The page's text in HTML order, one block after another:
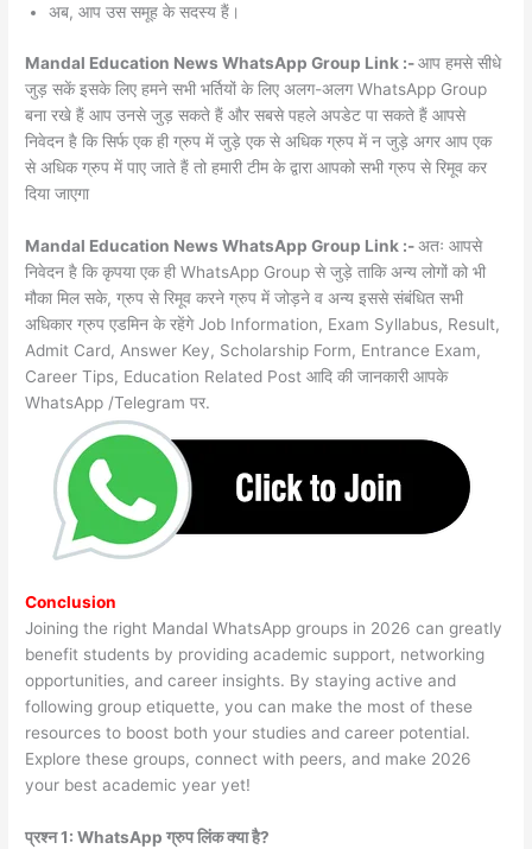
अब, आप उस समूह के सदस्य हैं।
Mandal Education News WhatsApp Group Link :-आप हमसे सीधे
जुड़ सकें इसके लिए हमने सभी भर्तियों के लिए अलग-अलग WhatsApp Group
बना रखे हैं आप उनसे जुड़ सकते हैं और सबसे पहले अपडेट पा सकते हैं आपसे
निवेदन है कि सिर्फ एक ही ग्रुप में जुड़े एक से अधिक ग्रुप में न जुड़े अगर आप एक
से अधिक ग्रुप में पाए जाते हैं तो हमारी टीम के द्वारा आपको सभी ग्रुप से रिमूव कर
दिया जाएगा
Mandal Education News WhatsApp Group Link :-अतः आपसे
निवेदन है कि कृपया एक ही WhatsApp Group से जुड़े ताकि अन्य लोगों को भी
मौका मिल सके, ग्रुप से रिमूव करने ग्रुप में जोड़ने व अन्य इससे संबंधित सभी
अधिकार ग्रुप एडमिन के रहेंगे Job Information, Exam Syllabus, Result,
Admit Card, Answer Key, Scholarship Form, Entrance Exam,
Career Tips, Education Related Post आदि की जानकारी आपके
WhatsApp /Telegram पर.
Conclusion
Joining the right Mandal WhatsApp groups in 2026 can greatly
benefit students by providing academic support, networking
opportunities, and career insights. By staying active and
following group etiquette, you can make the most of these
resources to boost both your studies and career potential.
Explore these groups, connect with peers, and make 2026
your best academic year yet!
प्रश्न 1: WhatsApp ग्रुप लिंक क्या है?